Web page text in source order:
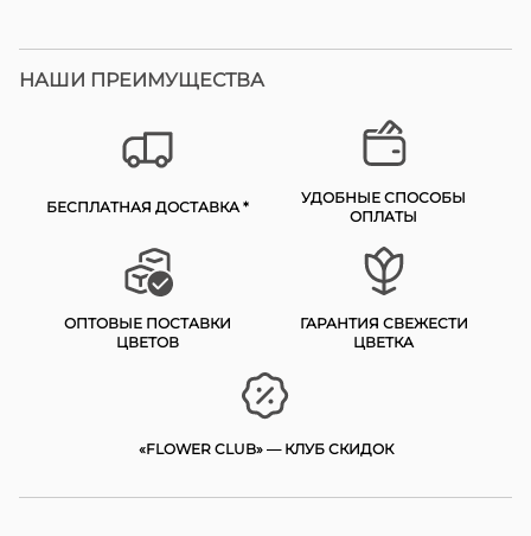
НАШИ ПРЕИМУЩЕСТВА
БЕСПЛАТНАЯ ДОСТАВКА *
УДОБНЫЕ СПОСОБЫ
ОПЛАТЫ
ОПТОВЫЕ ПОСТАВКИ
ЦВЕТОВ
ГАРАНТИЯ СВЕЖЕСТИ
ЦВЕТКА
«FLOWER CLUB» — КЛУБ СКИДОК